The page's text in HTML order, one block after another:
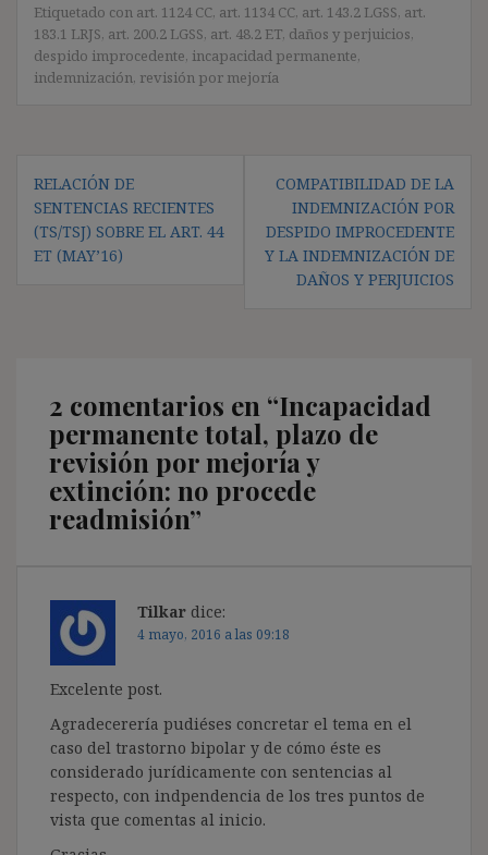
Etiquetado con art. 1124 CC, art. 1134 CC, art. 143.2 LGSS, art.
183.1 LRJS, art. 200.2 LGSS, art. 48.2 ET, daños y perjuicios,
despido improcedente, incapacidad permanente,
indemnización, revisión por mejoría
Navegación
de
entradas
RELACIÓN DE
SENTENCIAS RECIENTES
(TS/TSJ) SOBRE EL ART. 44
ET (MAY’16)
COMPATIBILIDAD DE LA
INDEMNIZACIÓN POR
DESPIDO IMPROCEDENTE
Y LA INDEMNIZACIÓN DE
DAÑOS Y PERJUICIOS
2 comentarios en “Incapacidad
permanente total, plazo de
revisión por mejoría y
extinción: no procede
readmisión”
Tilkar dice:
4 mayo, 2016 a las 09:18
Excelente post.
Agradecerería pudiéses concretar el tema en el
caso del trastorno bipolar y de cómo éste es
considerado jurídicamente con sentencias al
respecto, con indpendencia de los tres puntos de
vista que comentas al inicio.